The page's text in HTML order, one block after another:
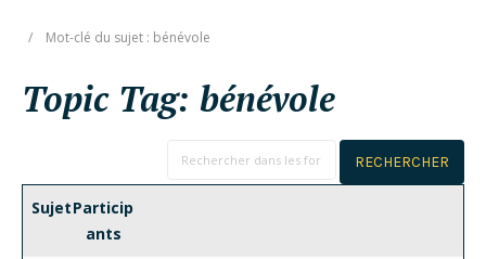
/ Mot-clé du sujet : bénévole
Topic Tag: bénévole
SujetParticip
ants